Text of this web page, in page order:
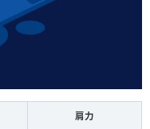
肩力